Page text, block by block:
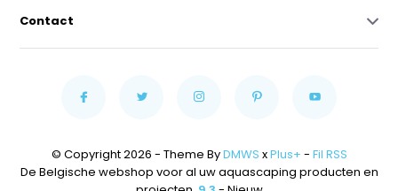
Contact
© Copyright 2026 - Theme ByDMWS xPlus+ - Fil RSS
De Belgische webshop voor al uw aquascaping producten en